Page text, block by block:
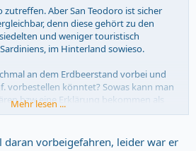
zutreffen. Aber San Teodoro ist sicher
denn diese gehört zu den
und weniger touristisch
im Hinterland sowieso.
an dem Erdbeerstand vorbei und
vorbestellen könntet? Sowas kann man
bzw eine Erklärung bekommen als
Mehr lesen ...
daran vorbeigefahren, leider war er